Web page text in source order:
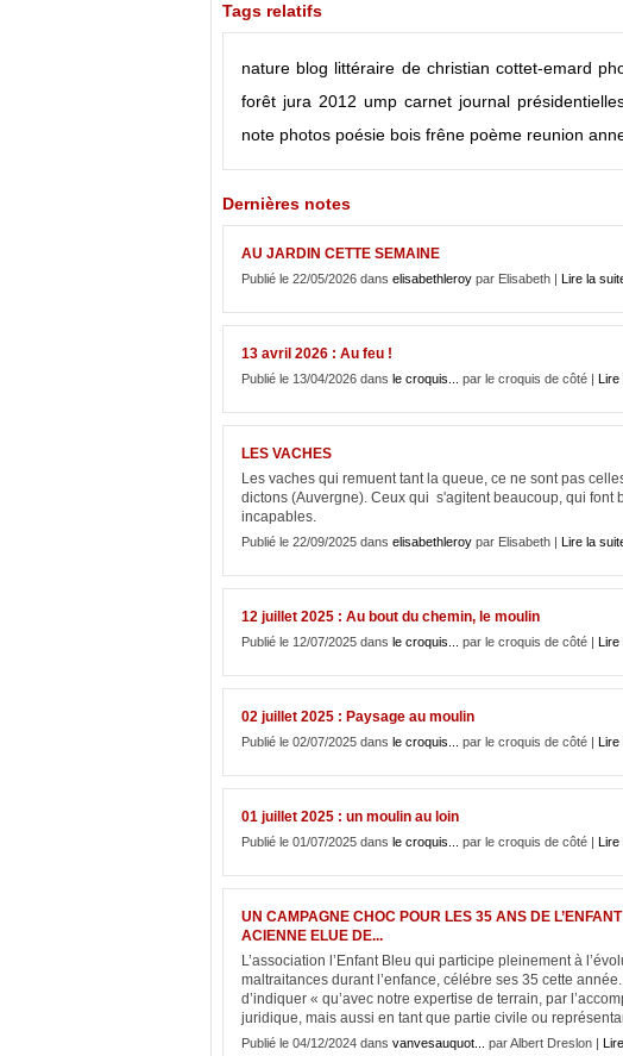
Tags relatifs
nature blog littéraire de christian cottet-emard
forêt jura 2012 ump carnet journal
note photos poésie bois frêne poème reunion
Dernières notes
AU JARDIN CETTE SEMAINE
Publié le 22/05/2026 dans elisabethleroy par Elisabeth | Lire la
13 avril 2026 : Au feu !
Publié le 13/04/2026 dans le croquis... par le croquis de côté | Lire
LES VACHES
Les vaches qui remuent tant la queue, ce ne sont pas
dictons (Auvergne). Ceux qui s'agitent beaucoup, qui font
incapables.
Publié le 22/09/2025 dans elisabethleroy par Elisabeth | Lire la
12 juillet 2025 : Au bout du chemin, le moulin
Publié le 12/07/2025 dans le croquis... par le croquis de côté | Lire
02 juillet 2025 : Paysage au moulin
Publié le 02/07/2025 dans le croquis... par le croquis de côté | Lire
01 juillet 2025 : un moulin au loin
Publié le 01/07/2025 dans le croquis... par le croquis de côté | Lire
UN CAMPAGNE CHOC POUR LES 35 ANS DE
ACIENNE ELUE DE...
L’association l’Enfant Bleu qui participe pleinement à
maltraitances durant l’enfance, célébre ses 35 cette
d’indiquer « qu’avec notre expertise de terrain, par
juridique, mais aussi en tant que partie civile ou
Publié le 04/12/2024 dans vanvesauquot... par Albert Dreslon |